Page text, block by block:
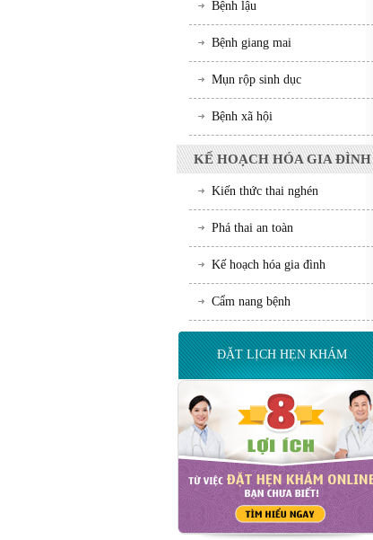
Bệnh lậu
Bệnh giang mai
Mụn rộp sinh dục
Bệnh xã hội
KẾ HOẠCH HÓA GIA ĐÌNH
Kiến thức thai nghén
Phá thai an toàn
Kế hoạch hóa gia đình
Cẩm nang bệnh
ĐẶT LỊCH HẸN KHÁM